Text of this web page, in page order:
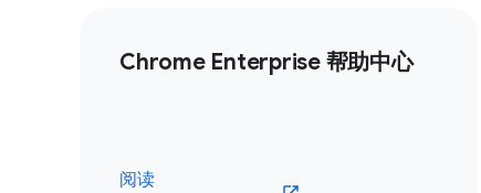
Chrome Enterprise 帮助中心
阅读